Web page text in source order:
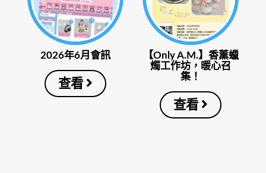
2026年6月會訊
查看
【Only A.M.】香薰蠟
燭工作坊，暖心召
集！
查看